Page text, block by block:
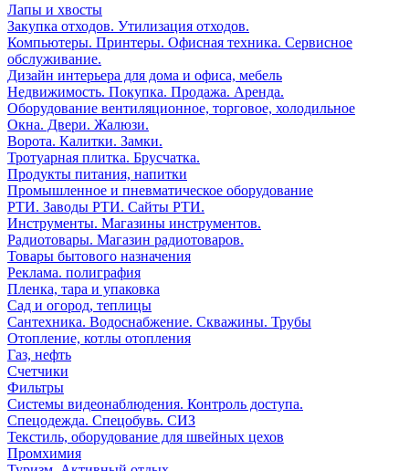
Лапы и хвосты
Закупка отходов. Утилизация отходов.
Компьютеры. Принтеры. Офисная техника. Сервисное
обслуживание.
Дизайн интерьера для дома и офиса, мебель
Недвижимость. Покупка. Продажа. Аренда.
Оборудование вентиляционное, торговое, холодильное
Окна. Двери. Жалюзи.
Ворота. Калитки. Замки.
Тротуарная плитка. Брусчатка.
Продукты питания, напитки
Промышленное и пневматическое оборудование
РТИ. Заводы РТИ. Сайты РТИ.
Инструменты. Магазины инструментов.
Радиотовары. Магазин радиотоваров.
Товары бытового назначения
Реклама. полиграфия
Пленка, тара и упаковка
Сад и огород, теплицы
Сантехника. Водоснабжение. Скважины. Трубы
Отопление, котлы отопления
Газ, нефть
Счетчики
Фильтры
Системы видеонаблюдения. Контроль доступа.
Спецодежда. Спецобувь. СИЗ
Текстиль, оборудование для швейных цехов
Промхимия